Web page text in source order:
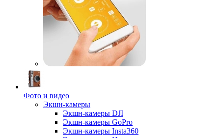
Фото и видео
Экшн-камеры
Экшн-камеры DJI
Экшн-камеры GoPro
Экшн-камеры Insta360